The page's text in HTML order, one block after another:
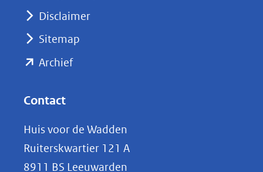
naar
Disclaimer
Sitemap
Archief(opent
(verwijst
naar
Contact
Huis voor de Wadden
Ruiterskwartier 121 A
8911 BS Leeuwarden